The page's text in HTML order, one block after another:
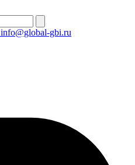
info@global-gbi.ru